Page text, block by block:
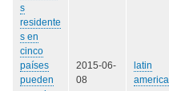
s
residente
s en
cinco
países
pueden
2015-06-
08
latin
america